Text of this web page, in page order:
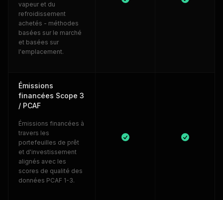
vapeur et du
refroidissement
achetés - méthodes
basées sur le marché
et basées sur
l'emplacement.
Émissions
financées Scope 3
/ PCAF
Émissions financées à
travers les
portefeuilles de prêt
et d'investissement
alignés avec les
scores de qualité des
données PCAF 1-3.